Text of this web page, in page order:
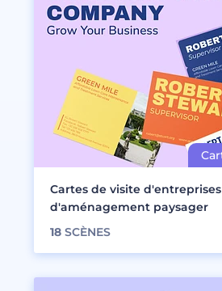
Cartes de visite d'entreprises
d'aménagement paysager
18 SCÈNES